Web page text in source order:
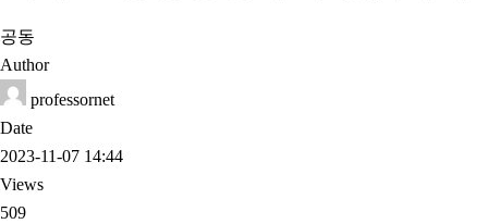
공동
Author
professornet
Date
2023-11-07 14:44
Views
509